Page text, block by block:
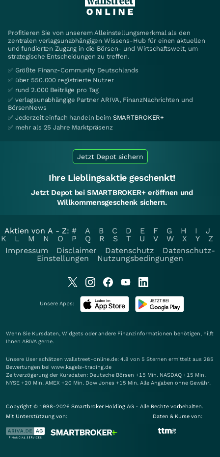
Profitieren Sie von unserem Alleinstellungsmerkmal als den
zentralen verlagsunabhängigen Wissens-Hub für einen aktuellen
und fundierten Zugang in die Börsen- und Wirtschaftswelt, um
strategische Entscheidungen zu treffen.
✅ Größte Finanz-Community Deutschlands
✅ über 550.000 registrierte Nutzer
✅ rund 2.000 Beiträge pro Tag
✅ verlagsunabhängige Partner ARIVA, FinanzNachrichten und
BörsenNews
✅ Jederzeit einfach handeln beim SMARTBROKER+
✅ mehr als 25 Jahre Marktpräsenz
Jetzt Depot sichern
Ihre Lieblingsaktie geschenkt!
Jetzt Depot bei SMARTBROKER+ eröffnen und
Willkommensgeschenk sichern.
Aktien von A - Z: # A B C D E F G H I
J
K
L M N O P Q R S T U V W X Y
Z
Impressum
Disclaimer Datenschutz
Datenschutz-
Einstellungen
Nutzungsbedingungen
Unsere Apps:
Wenn Sie Kursdaten, Widgets oder andere Finanzinformationen benötigen, hilft
Ihnen ARIVA gerne.
Unsere User schätzen wallstreet-online.de: 4.8 von 5 Sternen ermittelt aus 285
Bewertungen bei www.kagels-trading.de
Zeitverzögerung der Kursdaten: Deutsche Börsen +15 Min. NASDAQ +15 Min.
NYSE +20 Min. AMEX +20 Min. Dow Jones +15 Min. Alle Angaben ohne Gewähr.
Copyright © 1998-2026 Smartbroker Holding AG - Alle Rechte vorbehalten.
Mit Unterstützung von:
Daten & Kurse von: